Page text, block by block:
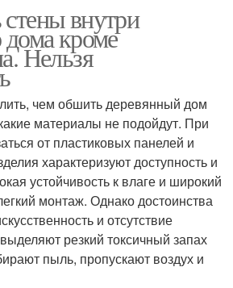
внутри
дома кроме
Нельзя
чем обшить деревянный дом
материалы не подойдут. При
от пластиковых панелей и
характеризуют доступность и
устойчивость к влаге и широкий
монтаж. Однако достоинства
и отсутствие
резкий токсичный запах
пыль, пропускают воздух и